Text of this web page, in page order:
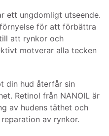
ett ungdomligt utseende.
för att förbättra
att rynkor och
motverar alla tecken
din hud återfår sin
Retinol från NANOIL är
av hudens täthet och
av rynkor.